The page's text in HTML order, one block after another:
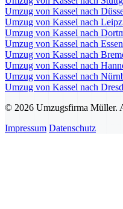
Umzug von Kassel nach
Umzug von Kassel nach
Umzug von Kassel nach
Umzug von Kassel nach Essen
Umzug von Kassel nach
Umzug von Kassel nach
Umzug von Kassel nach
Umzug von Kassel nach
© 2026 Umzugsfirma Müller.
Impressum Datenschutz